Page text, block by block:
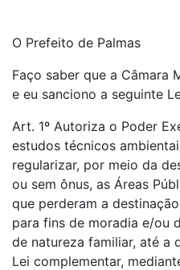
O Prefeito de Palmas
Faço saber que a Câmara
e eu sanciono a seguinte
Art. 1º Autoriza o Poder
estudos técnicos
regularizar, por meio da
ou sem ônus, as Áreas
que perderam a
para fins de moradia e/ou
de natureza familiar, até a
Lei complementar,